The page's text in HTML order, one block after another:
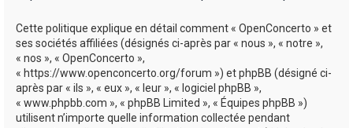
Cette politique explique en détail comment « OpenConcerto » et
ses sociétés affiliées (désignés ci-après par « nous », « notre »,
« nos », « OpenConcerto »,
« https://www.openconcerto.org/forum ») et phpBB (désigné ci-
après par « ils », « eux », « leur », « logiciel phpBB »,
« www.phpbb.com », « phpBB Limited », « Équipes phpBB »)
utilisent n’importe quelle information collectée pendant